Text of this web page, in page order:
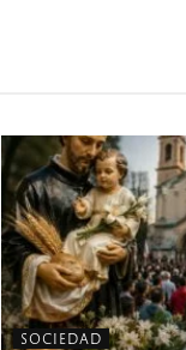
SOCIEDAD